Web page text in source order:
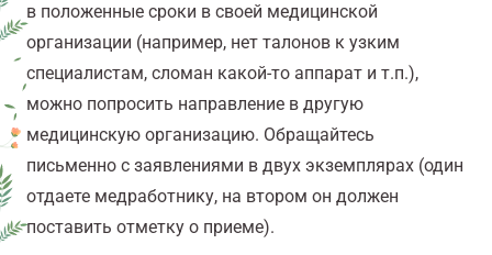
в положенные сроки в своей медицинской
организации (например, нет талонов к узким
специалистам, сломан какой-то аппарат и т.п.),
можно попросить направление в другую
медицинскую организацию. Обращайтесь
письменно с заявлениями в двух экземплярах (один
отдаете медработнику, на втором он должен
поставить отметку о приеме).